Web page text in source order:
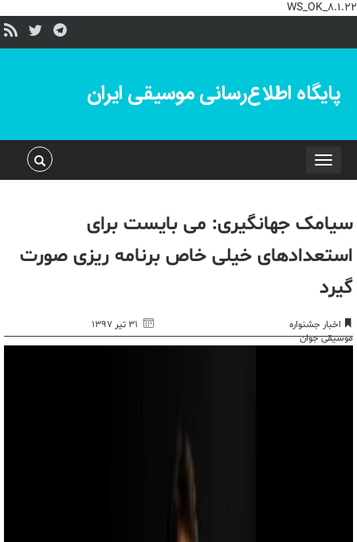
WS_OK_8.1.22
پایگاه اطلاع‌رسانی موسیقی ایران
Toggle
navigation
سیامک جهانگیری: می بایست برای
استعدادهای خیلی خاص برنامه ریزی صورت
گیرد
اخبار جشنواره
موسیقی جوان
۳۱ تیر ۱۳۹۷